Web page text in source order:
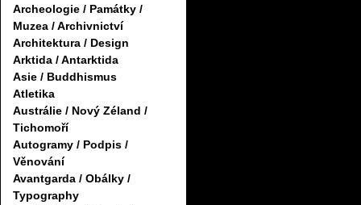
Archeologie / Památky /
Muzea / Archivnictví
Architektura / Design
Arktida / Antarktida
Asie / Buddhismus
Atletika
Austrálie / Nový Zéland /
Tichomoří
Autogramy / Podpis /
Věnování
Avantgarda / Obálky /
Typography